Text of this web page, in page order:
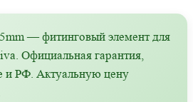
— фитинговый элемент для
Официальная гарантия,
и РФ. Актуальную цену